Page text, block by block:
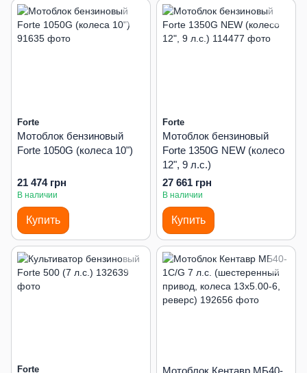
Forte
Мотоблок бензиновый
Forte 1050G (колеса 10")
21 474 грн
В наличии
Купить
Forte
Мотоблок бензиновый
Forte 1350G NEW (колесо
12", 9 л.с.)
27 661 грн
В наличии
Купить
Forte